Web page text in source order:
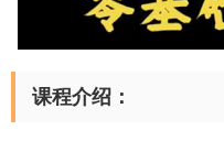
课程介绍：